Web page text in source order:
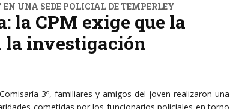
UNA SEDE POLICIAL DE TEMPERLEY
la CPM exige que la
la investigación
3º, familiares y amigos del joven realizaron una